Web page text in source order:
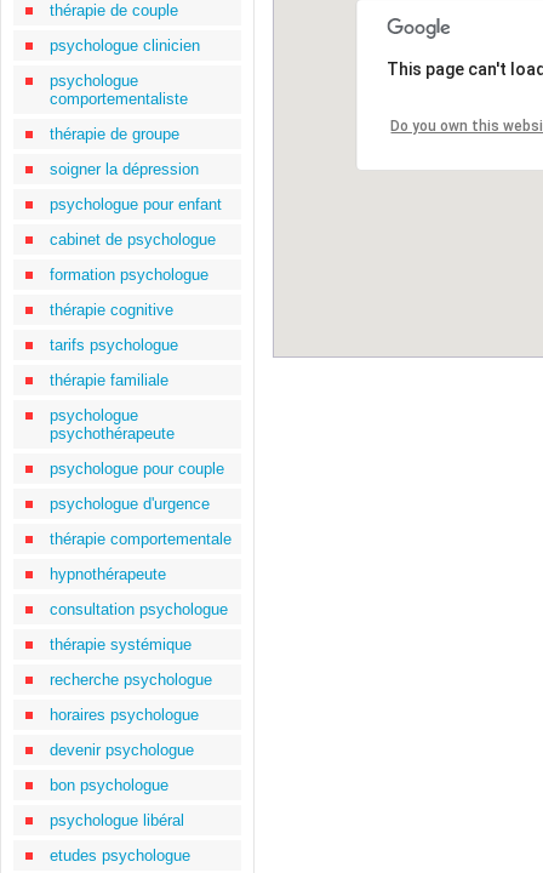
thérapie de couple
psychologue clinicien
psychologue
comportementaliste
thérapie de groupe
soigner la dépression
psychologue pour enfant
cabinet de psychologue
formation psychologue
thérapie cognitive
tarifs psychologue
thérapie familiale
psychologue
psychothérapeute
psychologue pour couple
psychologue d'urgence
thérapie comportementale
hypnothérapeute
consultation psychologue
thérapie systémique
recherche psychologue
horaires psychologue
devenir psychologue
bon psychologue
psychologue libéral
etudes psychologue
This page can't
Do you own this